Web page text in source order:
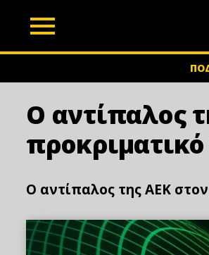
Ο αντίπαλος
Ο αντίπαλος της ΑΕΚ